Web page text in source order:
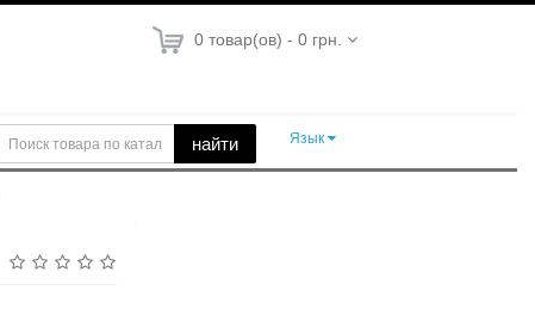
0 товар(ов) - 0 грн.
найти Язык